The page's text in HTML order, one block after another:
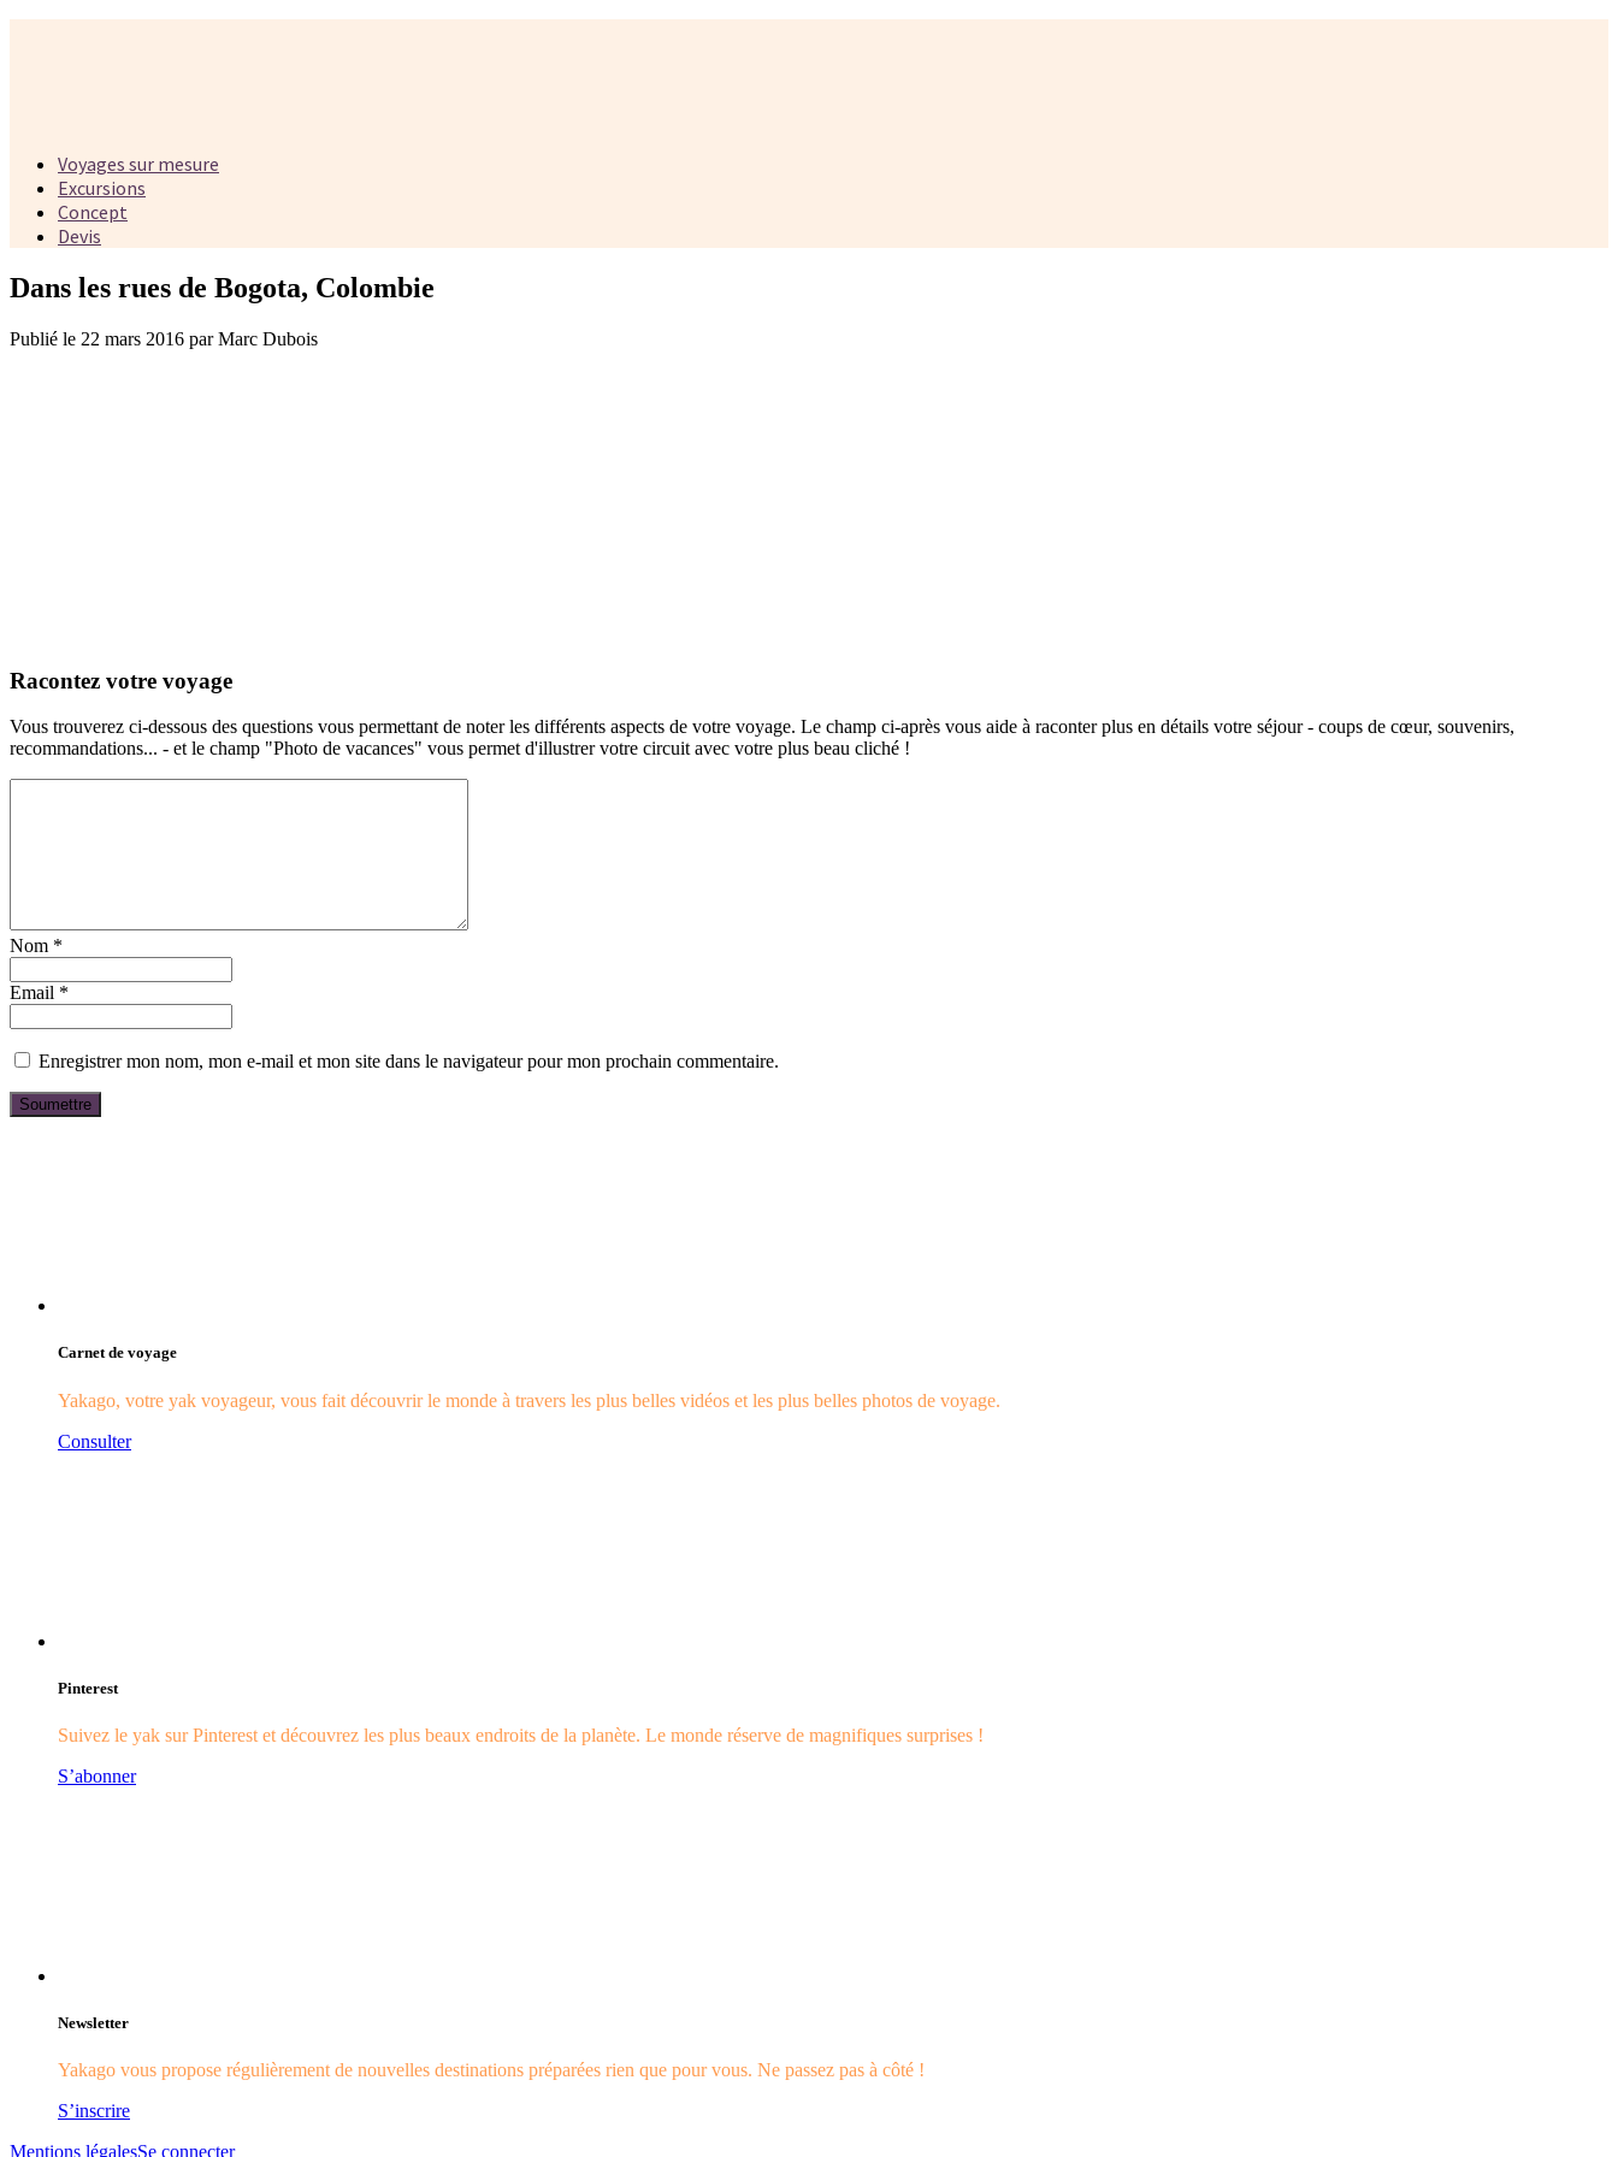
Voyages sur mesure
Excursions
Concept
Devis
Dans les rues de Bogota, Colombie
Publié le 22 mars 2016 par Marc Dubois
Racontez votre voyage
Vous trouverez ci-dessous des questions vous permettant de noter les différents aspects de votre voyage. Le champ ci-après vous aide à raconter plus en détails votre séjour - coups de cœur, souvenirs,
recommandations... - et le champ "Photo de vacances" vous permet d'illustrer votre circuit avec votre plus beau cliché !
Nom *
Email *
Enregistrer mon nom, mon e-mail et mon site dans le navigateur pour mon prochain commentaire.
Carnet de voyage
Yakago, votre yak voyageur, vous fait découvrir le monde à travers les plus belles vidéos et les plus belles photos de voyage.
Consulter
Pinterest
Suivez le yak sur Pinterest et découvrez les plus beaux endroits de la planète. Le monde réserve de magnifiques surprises !
S’abonner
Newsletter
Yakago vous propose régulièrement de nouvelles destinations préparées rien que pour vous. Ne passez pas à côté !
S’inscrire
Mentions légalesSe connecter